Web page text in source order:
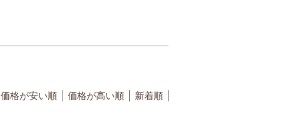
価格が安い順 価格が高い順 新着順